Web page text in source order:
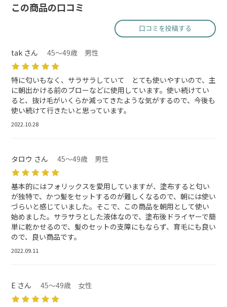
この商品の口コミ
口コミを投稿する
tak さん 45～49歳 男性
特に匂いもなく、サラサラしていて とても使いやすいので、主
に朝出かける前のブローなどに使用しています。使い続けてい
ると、抜け毛がいくらか減ってきたような気がするので、今後も
使い続けて行きたいと思っています。
2022.10.28
タロウ さん 45～49歳 男性
基本的にはフォリックスを愛用していますが、塗布すると匂い
が独特で、かつ髪をセットするのが難しくなるので、朝には使い
づらいと感じていました。そこで、この商品を朝用として使い
始めました。サラサラとした液体なので、塗布後ドライヤーで簡
単に乾かせるので、髪のセットの支障にもならず、育毛にも良い
ので、良い商品です。
2022.09.11
E さん 45～49歳 女性